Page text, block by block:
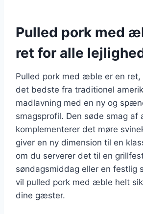
Pulled pork med
ret for alle
Pulled pork med æble er en ret,
det bedste fra traditionel
madlavning med en ny og
smagsprofil. Den søde smag af
komplementerer det møre
giver en ny dimension til en
om du serverer det til en
søndagsmiddag eller en festlig
vil pulled pork med æble helt
dine gæster.